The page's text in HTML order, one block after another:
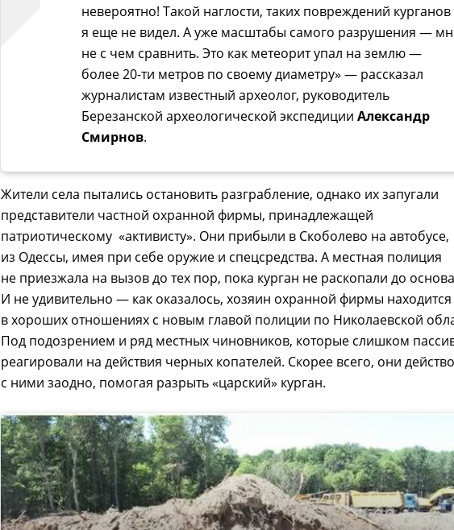
невероятно! Такой наглости, таких повреждений курганов
я еще не видел. А уже масштабы самого разрушения —
не с чем сравнить. Это как метеорит упал на землю —
более 20-ти метров по своему диаметру» — рассказал
журналистам известный археолог, руководитель
Березанской археологической экспедиции Александр
Смирнов.
Жители села пытались остановить разграбление, однако их запугали
представители частной охранной фирмы, принадлежащей
патриотическому «активисту». Они прибыли в Скоболево на автобусе,
из Одессы, имея при себе оружие и спецсредства. А местная полиция
не приезжала на вызов до тех пор, пока курган не раскопали до
И не удивительно — как оказалось, хозяин охранной фирмы находится
в хороших отношениях с новым главой полиции по Николаевской
Под подозрением и ряд местных чиновников, которые слишком
реагировали на действия черных копателей. Скорее всего, они
с ними заодно, помогая разрыть «царский» курган.